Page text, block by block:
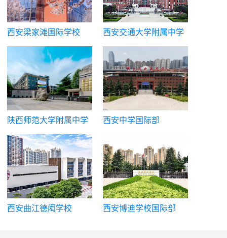
西安梁家滩国际学校
西安交通大学附属中学
国际课程中心
陕西师范大学附属中学
国际部
西安中学国际部
西安曲江德闳学校 西安博迪学校国际部